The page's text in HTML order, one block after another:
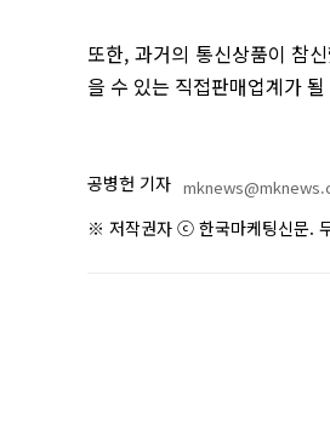
또한, 과거의 통신상품이 참
을 수 있는 직접판매업계가
공병헌 기자
※ 저작권자 ⓒ 한국마케팅신문.